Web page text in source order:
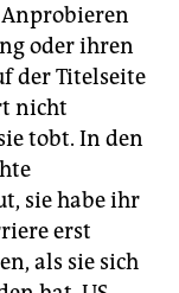
oder ihren
der Titelseite
nicht
tobt. In den
sie habe ihr
erst
als sie sich